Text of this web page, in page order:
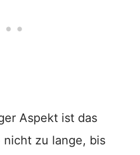
Aspekt ist das
nicht zu lange, bis